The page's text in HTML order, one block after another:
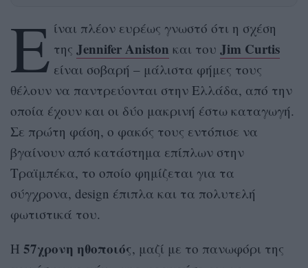
Ε ίναι πλέον ευρέως γνωστό ότι η σχέση
της Jennifer Aniston και του Jim Curtis
είναι σοβαρή – μάλιστα φήμες τους
θέλουν να παντρεύονται στην Ελλάδα, από την
οποία έχουν και οι δύο μακρινή έστω καταγωγή.
Σε πρώτη φάση, ο φακός τους εντόπισε να
βγαίνουν από κατάστημα επίπλων στην
Τραϊμπέκα, το οποίο φημίζεται για τα
σύγχρονα, design έπιπλα και τα πολυτελή
φωτιστικά του.
Η 57χρονη ηθοποιός, μαζί με το πανωφόρι της